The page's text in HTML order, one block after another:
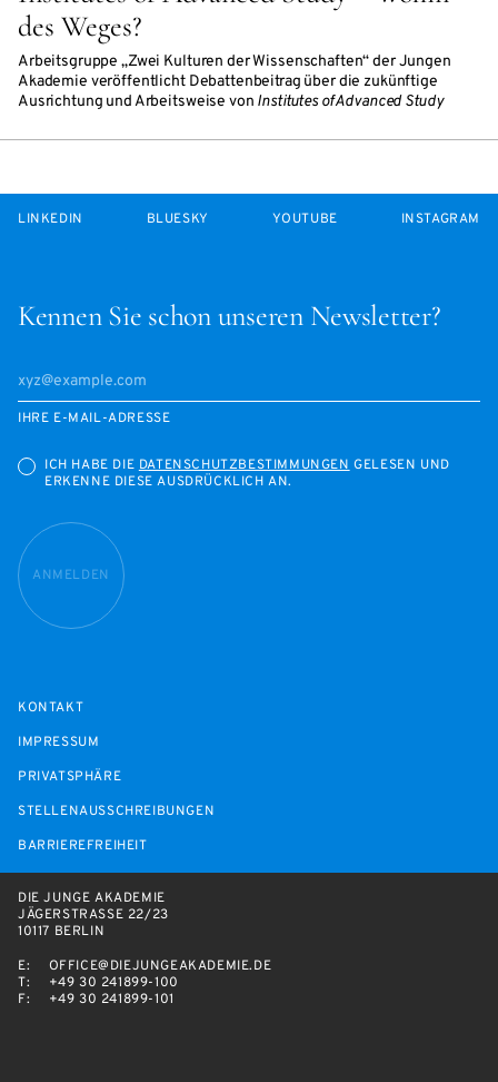
des Weges?
Arbeitsgruppe „Zwei Kulturen der Wissenschaften“ der Jungen
Akademie veröffentlicht Debattenbeitrag über die zukünftige
Ausrichtung und Arbeitsweise von Institutes of Advanced Study
Kennen Sie schon unseren Newsletter?
IHRE E-MAIL-ADRESSE
ICH HABE DIEDATENSCHUTZBESTIMMUNGENGELESEN UND
ERKENNE DIESE AUSDRÜCKLICH AN.
ANMELDEN
LINKEDIN BLUESKY YOUTUBE INSTAGRAM
KONTAKT
IMPRESSUM
PRIVATSPHÄRE
STELLENAUSSCHREIBUNGEN
BARRIEREFREIHEIT
DIE JUNGE AKADEMIE
JÄGERSTRASSE 22/23
10117 BERLIN
E:
OFFICE@DIEJUNGEAKADEMIE.DE
T:
+49 30 241899-100
F:
+49 30 241899-101